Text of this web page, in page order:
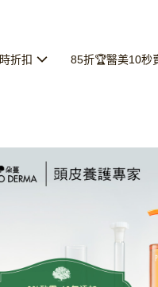
折扣 85折🏆醫美10秒